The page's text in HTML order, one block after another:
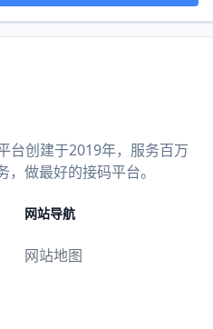
台创建于2019年，服务百万
做最好的接码平台。
网站导航
网站地图